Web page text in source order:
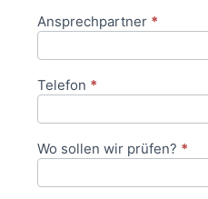
Ansprechpartner *
Telefon *
Wo sollen wir prüfen? *